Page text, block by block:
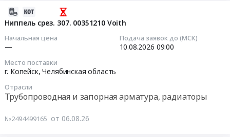
Ниппель срез. 307. 00351210 Voith
Начальная цена
—
Подача заявок до (МСК)
10.08.2026 09:00
Место поставки
г. Копейск,Челябинская область
Отрасли
Трубопроводная и запорная арматура, радиаторы
№2494499165 от 06.08.26